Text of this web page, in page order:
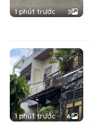
1 phút trước 3
1 phút trước 6